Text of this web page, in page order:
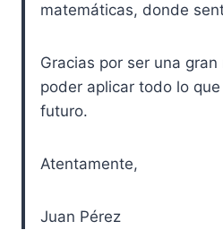
matemáticas, donde
Gracias por ser una
poder aplicar todo lo
futuro.
Atentamente,
Juan Pérez